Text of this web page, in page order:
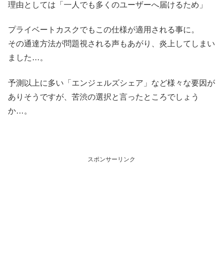
理由としては「一人でも多くのユーザーへ届けるため」
プライベートカスクでもこの仕様が適用される事に。
その通達方法が問題視される声もあがり、炎上してしまい
ました…。
予測以上に多い「エンジェルズシェア」など様々な要因が
ありそうですが、苦渋の選択と言ったところでしょう
か…。
スポンサーリンク